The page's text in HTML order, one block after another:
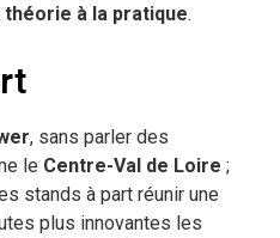
théorie à la pratique.
, sans parler des
le Centre-Val de Loire ;
stands à part réunir une
plus innovantes les